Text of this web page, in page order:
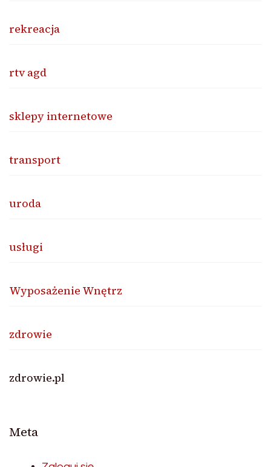
rekreacja
rtv agd
sklepy internetowe
transport
uroda
usługi
Wyposażenie Wnętrz
zdrowie
zdrowie.pl
Meta